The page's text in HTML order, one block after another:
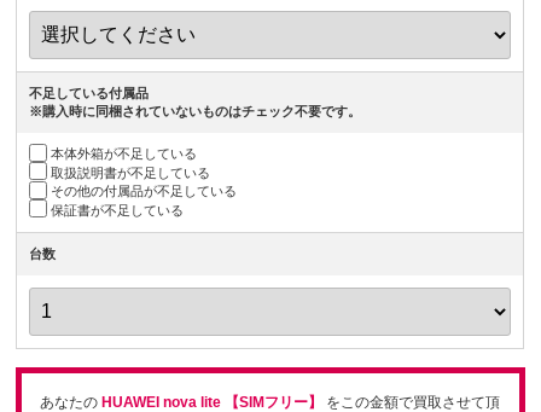
不足している付属品
※購入時に同梱されていないものはチェック不要です。
本体外箱が不足している
取扱説明書が不足している
その他の付属品が不足している
保証書が不足している
台数
あなたの HUAWEI nova lite 【SIMフリー】
をこの金額で買取させて頂